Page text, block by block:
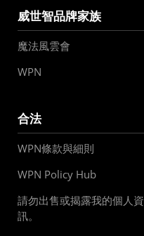
威世智品牌家族
魔法風雲會
WPN
合法
WPN條款與細則
WPN Policy Hub
請勿出售或揭露我的個人資
訊。